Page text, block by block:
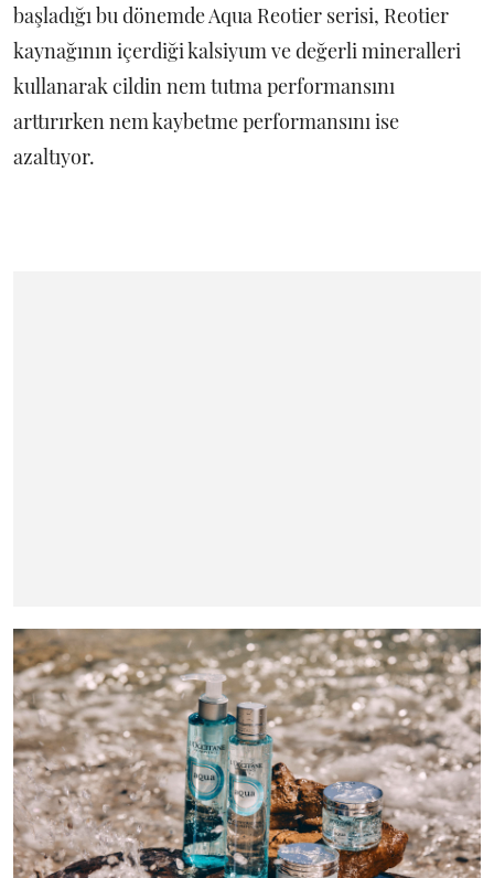
başladığı bu dönemde Aqua Reotier serisi, Reotier
kaynağının içerdiği kalsiyum ve değerli mineralleri
kullanarak cildin nem tutma performansını
arttırırken nem kaybetme performansını ise
azaltıyor.